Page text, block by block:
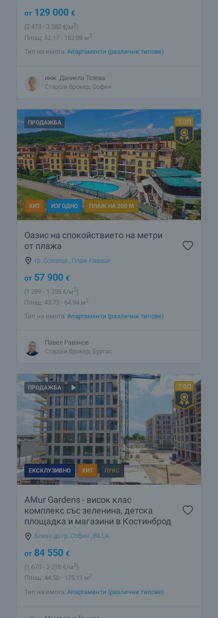
от 129 000 €
(2 473 - 3 382 €/м2)
Площ: 52.17 - 152.08 м2
Тип на имота: Апартаменти (различни типове)
инж. Даниела Тотева
Старши брокер, София
ПРОДАЖБА
ХИТ ИЗГОДНО ПЛАЖ НА 300 М
Оазис на спокойствието на метри
от плажа
гр. Созопол Плаж Каваци
от 57 900 €
(1 289 - 1 355 €/м2)
Площ: 43.73 - 64.94 м2
Тип на имота: Апартаменти (различни типове)
Павел Раванов
Старши брокер, Бургас
ПРОДАЖБА
ЕКСКЛУЗИВНО ХИТ ЛУКС
AMur Gardens - висок клас
комплекс със зеленина, детска
площадка и магазини в Костинброд
Близо до гр. София , BILLA
от 84 550 €
(1 670 - 2 218 €/м2)
Площ: 44.50 - 175.11 м2
Тип на имота: Апартаменти (различни типове)